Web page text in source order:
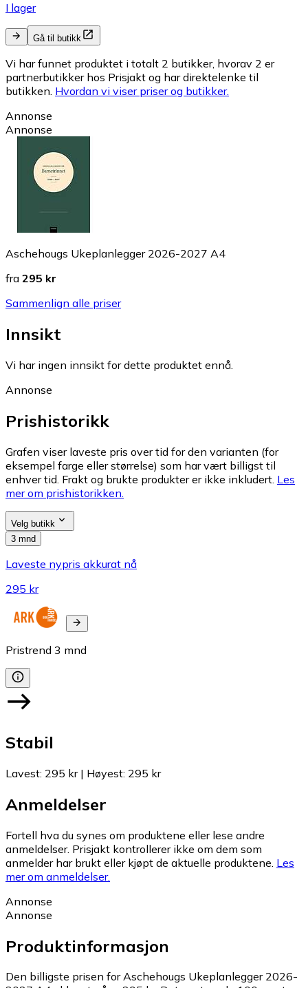
I lager
Gå til butikk
Vi har funnet produktet i totalt 2 butikker, hvorav 2 er
partnerbutikker hos Prisjakt og har direktelenke til
butikken. Hvordan vi viser priser og butikker.
Annonse
Annonse
Aschehougs Ukeplanlegger 2026-2027 A4
fra 295 kr
Sammenlign alle priser
Innsikt
Vi har ingen innsikt for dette produktet ennå.
Annonse
Prishistorikk
Grafen viser laveste pris over tid for den varianten (for
eksempel farge eller størrelse) som har vært billigst til
enhver tid. Frakt og brukte produkter er ikke inkludert. Les
mer om prishistorikken.
Velg butikk
3 mnd
Laveste nypris akkurat nå
295 kr
Pristrend 3 mnd
Stabil
Lavest: 295 kr| Høyest: 295 kr
Anmeldelser
Fortell hva du synes om produktene eller lese andre
anmeldelser. Prisjakt kontrollerer ikke om dem som
anmelder har brukt eller kjøpt de aktuelle produktene. Les
mer om anmeldelser.
Annonse
Annonse
Produktinformasjon
Den billigste prisen for Aschehougs Ukeplanlegger 2026-